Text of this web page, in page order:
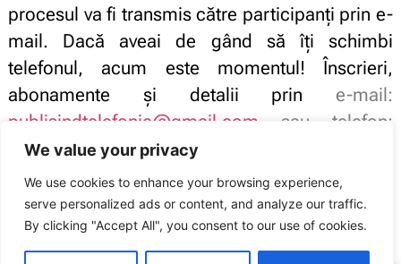
We value your privacy
We use cookies to enhance your browsing experience,
serve personalized ads or content, and analyze our traffic.
By clicking "Accept All", you consent to our use of cookies.
procesul va fi transmis către participanți prin e-
mail. Dacă aveai de gând să îți schimbi
telefonul, acum este momentul! Înscrieri,
abonamente și detalii prin e-mail:
publisindtelefonie@gmail.com sau telefon:
0762 222 605.
Succes tuturor participanților!
Sindicatul Național Sport și Tineret: Concurs: câștigă un Samsung S20!
ARTICOLUL ANTERIOR
Coronavirus. Numărul de șomeri